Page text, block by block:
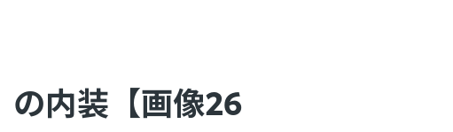
の内装【画像26